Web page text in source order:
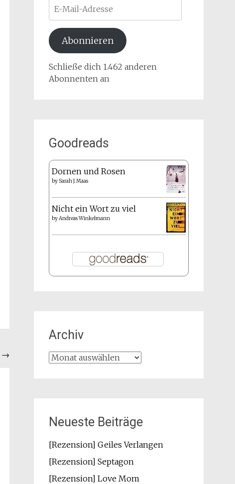
→
Mail-
Adresse
Abonnieren
Schließe dich 1.462 anderen
Abonnenten an
Goodreads
Dornen und Rosen
by Sarah J. Maas
Nicht ein Wort zu viel
byAndreas Winkelmann
Archiv
Archiv
Neueste Beiträge
[Rezension] Geiles Verlangen
[Rezension] Septagon
[Rezension] Love Mom